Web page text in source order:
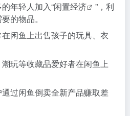
的年轻人加入“闲置经济
”，利
的物品。
在闲鱼上出售孩子的玩具、衣
潮玩等收藏品爱好者在闲鱼上
通过闲鱼倒卖全新产品赚取差